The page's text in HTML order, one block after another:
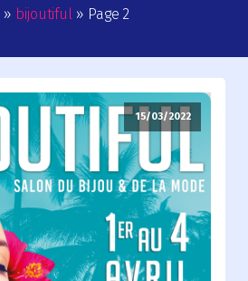
» bijoutiful » Page 2
15/03/2022